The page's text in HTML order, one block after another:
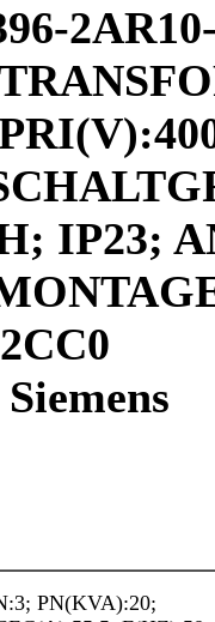
IP23;
Siemens
PN(KVA):20;